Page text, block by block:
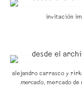
invitación
alejandro carrasco y
mercado, mercado de